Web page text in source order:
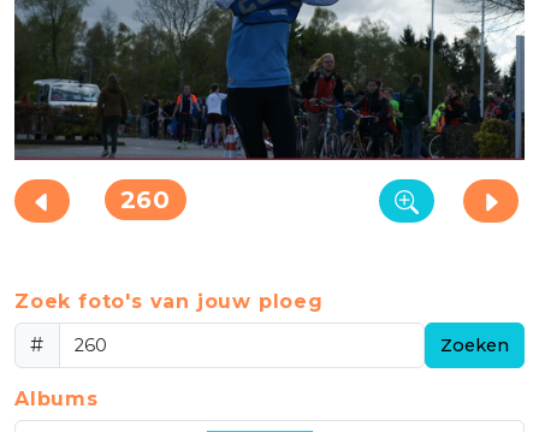
260
Zoek foto's van jouw ploeg
#
Zoeken
Albums